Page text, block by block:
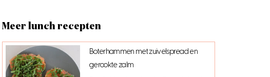
Meer lunch recepten
Boterhammen met zuivelspread en
gerookte zalm